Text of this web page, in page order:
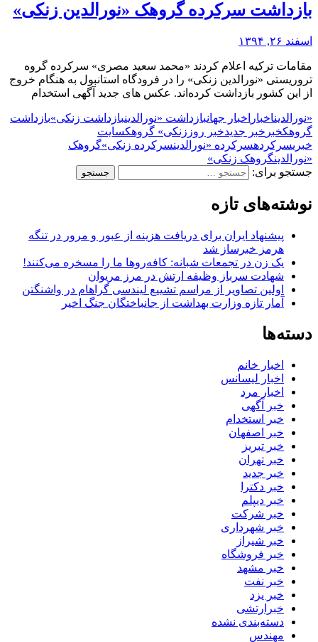
بازداشت سرکرده گروهک «نورالدین زنکی»
اسفند ۲۶, ۱۳۹۴
مقامات ترکیه اعلام کردند «محمد سعید مصری» سرکرده گروه
تروریستی «نورالدین زنکی» را در فرودگاه استانبول به هنگام خروج
از این کشور بازداشت کرده‌اند. عکس های جدید آگهی استخدام
«نورالدیناخبار اخبار جهانبازداشت «نورالدینبازداشت زنکی»بازداشت
گروهکخبر خبر جدیدخبر روز زنکی» گروهکسایت
خبریسرکردهسرکرده «نورالدینسرکرده زنکی»گروهک
«نورالدینگروهک زنکی»
جستجو برای:
نوشته‌های تازه
پیشنهاد ایران برای دریافت هزینه از عبور و مرور در تنگه
هرمز خبرساز شد
یک زن در تجمعات شبانه: کافه‌روها ما را مسخره می‌کنند!
شهادت سرباز وظیفه ارتش در مرز مریوان
اولین تصاویر از مراسم تشییع لیندسی گراهام در واشنگتن
آمار تازه وزارت بهداشت از جانباختگان جنگ اخیر
دسته‌ها
اخبار خانم
اخبار لیسانس
اخبار مرد
خبر آگهی
خبر استخدام
خبر اصفهان
خبر تبریز
خبر تهران
خبر جدید
خبر دکترا
خبر دیپلم
خبر شرکت
خبر شهرداری
خبر شیراز
خبر فروشگاه
خبر مشهد
خبر نفت
خبر یزد
خبرارتشی
دسته‌بندی نشده
مهندس